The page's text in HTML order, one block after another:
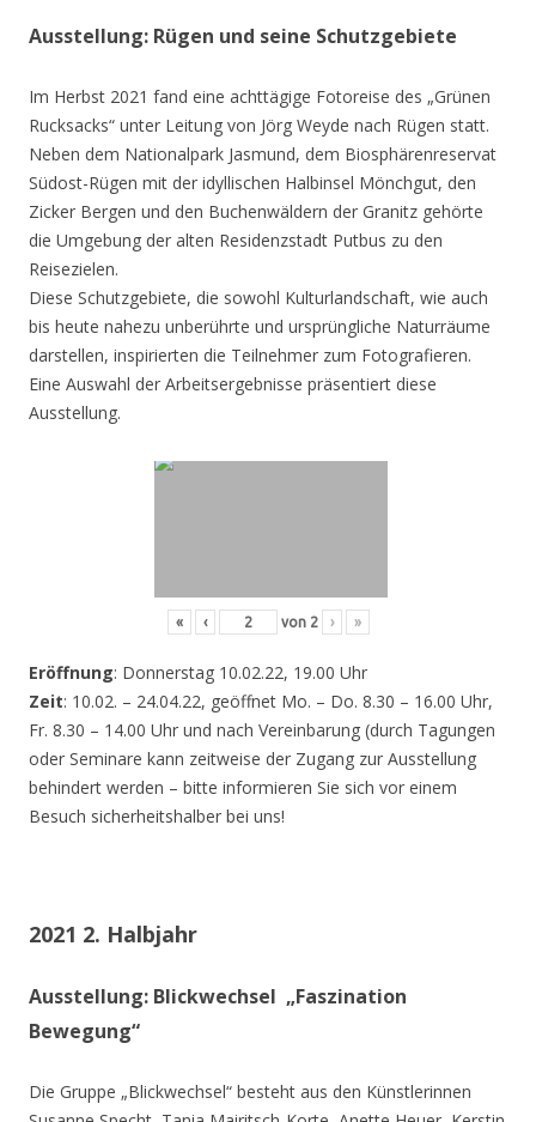
Ausstellung: Rügen und seine Schutzgebiete
Im Herbst 2021 fand eine achttägige Fotoreise des „Grünen
Rucksacks“ unter Leitung von Jörg Weyde nach Rügen statt.
Neben dem Nationalpark Jasmund, dem Biosphärenreservat
Südost-Rügen mit der idyllischen Halbinsel Mönchgut, den
Zicker Bergen und den Buchenwäldern der Granitz gehörte
die Umgebung der alten Residenzstadt Putbus zu den
Reisezielen.
Diese Schutzgebiete, die sowohl Kulturlandschaft, wie auch
bis heute nahezu unberührte und ursprüngliche Naturräume
darstellen, inspirierten die Teilnehmer zum Fotografieren.
Eine Auswahl der Arbeitsergebnisse präsentiert diese
Ausstellung.
« ‹ von 2 › »
Eröffnung: Donnerstag 10.02.22, 19.00 Uhr
Zeit: 10.02. – 24.04.22, geöffnet Mo. – Do. 8.30 – 16.00 Uhr,
Fr. 8.30 – 14.00 Uhr und nach Vereinbarung (durch Tagungen
oder Seminare kann zeitweise der Zugang zur Ausstellung
behindert werden – bitte informieren Sie sich vor einem
Besuch sicherheitshalber bei uns!
2021 2. Halbjahr
Ausstellung: Blickwechsel „Faszination
Bewegung“
Die Gruppe „Blickwechsel“ besteht aus den Künstlerinnen